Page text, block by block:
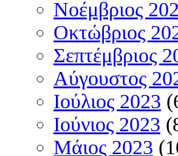
Νοέμβριος
Οκτώβριος
Σεπτέμβριος
Αύγουστος
Ιούλιος 2023
Ιούνιος 2023
Μάιος 2023